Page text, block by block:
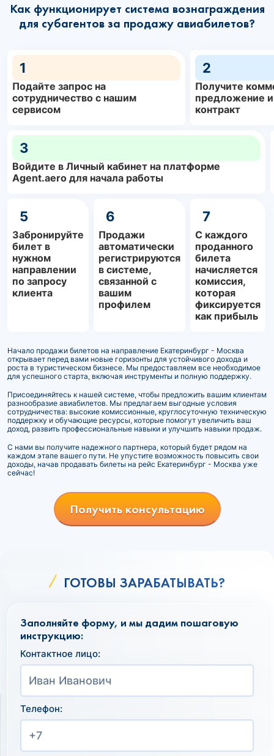
Как функционирует система вознаграждения
для субагентов за продажу авиабилетов?
1
Подайте запрос на
сотрудничество с нашим
сервисом
2
Получите
предложение
контракт
3
Войдите в Личный кабинет на платформе
Agent.aero для начала работы
5
Забронируйте
билет в
нужном
направлении
по запросу
клиента
6
Продажи
автоматически
регистрируются
в системе,
связанной с
вашим
профилем
7
С каждого
проданного
билета
начисляется
комиссия,
которая
фиксируется
как прибыль
Начало продажи билетов на направление Екатеринбург - Москва
открывает перед вами новые горизонты для устойчивого дохода и
роста в туристическом бизнесе. Мы предоставляем все необходимое
для успешного старта, включая инструменты и полную поддержку.
Присоединяйтесь к нашей системе, чтобы предложить вашим клиентам
разнообразие авиабилетов. Мы предлагаем выгодные условия
сотрудничества: высокие комиссионные, круглосуточную техническую
поддержку и обучающие ресурсы, которые помогут увеличить ваш
доход, развить профессиональные навыки и улучшить навыки продаж.
С нами вы получите надежного партнера, который будет рядом на
каждом этапе вашего пути. Не упустите возможность повысить свои
доходы, начав продавать билеты на рейс Екатеринбург - Москва уже
сейчас!
Получить консультацию
ГОТОВЫ ЗАРАБАТЫВАТЬ?
Заполняйте форму, и мы дадим пошаговую
инструкцию:
Контактное лицо:
Телефон: